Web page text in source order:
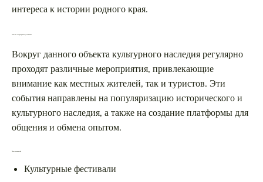
интереса к истории родного края.
События и мероприятия у памятника
Вокруг данного объекта культурного наследия регулярно
проходят различные мероприятия, привлекающие
внимание как местных жителей, так и туристов. Эти
события направлены на популяризацию исторического и
культурного наследия, а также на создание платформы для
общения и обмена опытом.
Типы мероприятий
Культурные фестивали